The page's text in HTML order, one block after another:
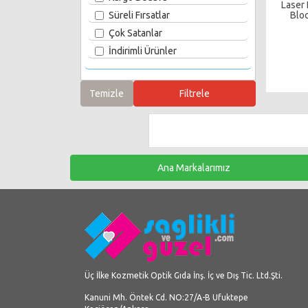
Süreli Fırsatlar
Çok Satanlar
İndirimli Ürünler
Laser
Ana Markalarımız
Üç İlke Kozmetik Optik Gıda İnş. İç ve Dış Tic. Ltd.Şti.
Kanuni Mh. Öntek Cd. NO:27/A-B Ufuktepe